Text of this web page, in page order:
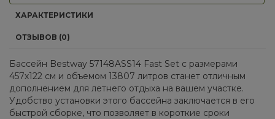
ХАРАКТЕРИСТИКИ
ОТЗЫВОВ (0)
Бассейн Bestway 57148ASS14 Fast Set с размерами
457х122 см и объемом 13807 литров станет отличным
дополнением для летнего отдыха на вашем участке.
Удобство установки этого бассейна заключается в его
быстрой сборке, что позволяет в короткие сроки